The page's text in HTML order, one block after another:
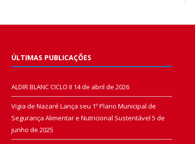
ÚLTIMAS PUBLICAÇÕES
ALDIR BLANC CICLO II 14 de abril de 2026
Vigia de Nazaré Lança seu 1º Plano Municipal de
Segurança Alimentar e Nutricional Sustentável 5 de
junho de 2025